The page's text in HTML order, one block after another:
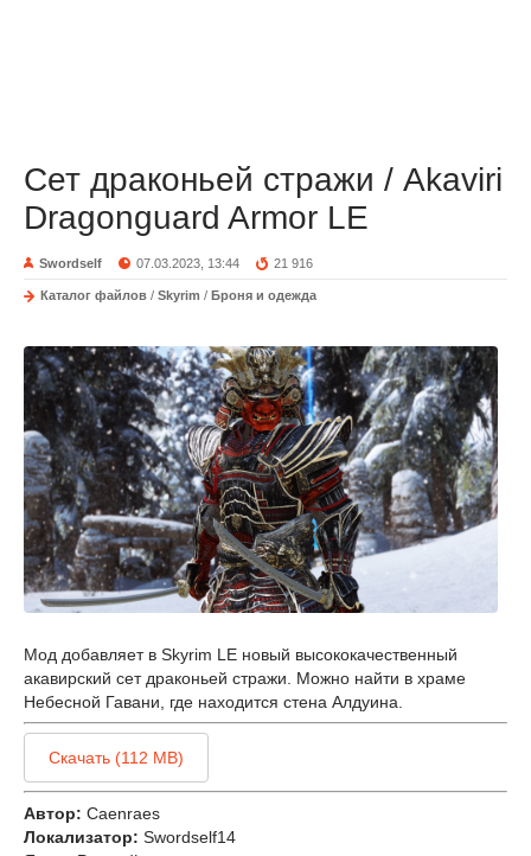
Сет драконьей стражи / Akaviri
Dragonguard Armor LE
Swordself 07.03.2023, 13:44 21 916
Каталог файлов / Skyrim / Броня и одежда
Мод добавляет в Skyrim LE новый высококачественный
акавирский сет драконьей стражи. Можно найти в храме
Небесной Гавани, где находится стена Алдуина.
Скачать (112 MB)
Автор: Caenraes
Локализатор: Swordself14